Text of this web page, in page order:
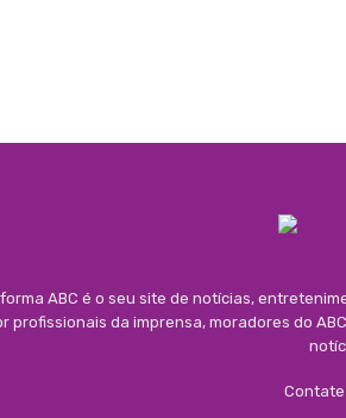
ABC é o seu site de notícias,
profissionais da imprensa, moradores do